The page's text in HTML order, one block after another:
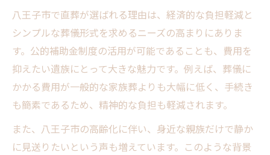
八王子市で直葬が選ばれる理由は、経済的な負担軽減と
シンプルな葬儀形式を求めるニーズの高まりにありま
す。公的補助金制度の活用が可能であることも、費用を
抑えたい遺族にとって大きな魅力です。例えば、葬儀に
かかる費用が一般的な家族葬よりも大幅に低く、手続き
も簡素であるため、精神的な負担も軽減されます。
また、八王子市の高齢化に伴い、身近な親族だけで静か
に見送りたいという声も増えています。このような背景